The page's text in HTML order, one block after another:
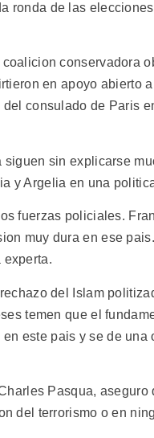
ronda de las
conservadora
en apoyo abierto
consulado de Paris
sin explicarse
y Argelia en una
fuerzas policiales.
muy dura en ese
experta.
del Islam
temen que el
este pais y se de
Pasqua,
del terrorismo o en